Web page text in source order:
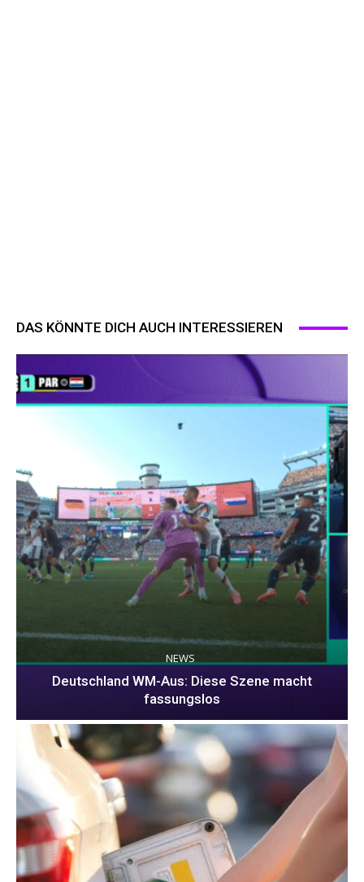
DAS KÖNNTE DICH AUCH INTERESSIEREN
NEWS
Deutschland WM-Aus: Diese Szene macht
fassungslos